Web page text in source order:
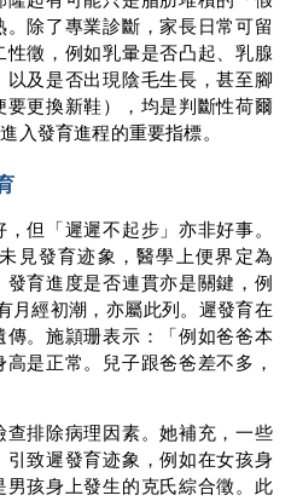
除了專業診斷，家長日常可留
徵，例如乳暈是否凸起、乳腺
及是否出現陰毛生長，甚至腳
更換新鞋），均是判斷性荷爾
入發育進程的重要指標。
但「遲遲不起步」亦非好事。
見發育迹象，醫學上便界定為
發育進度是否連貫亦是關鍵，例
月經初潮，亦屬此列。遲發育在
。施頴珊表示：「例如爸爸本
是正常。兒子跟爸爸差不多，
排除病理因素。她補充，一些
致遲發育迹象，例如在女孩身
男孩身上發生的克氏綜合徵。此